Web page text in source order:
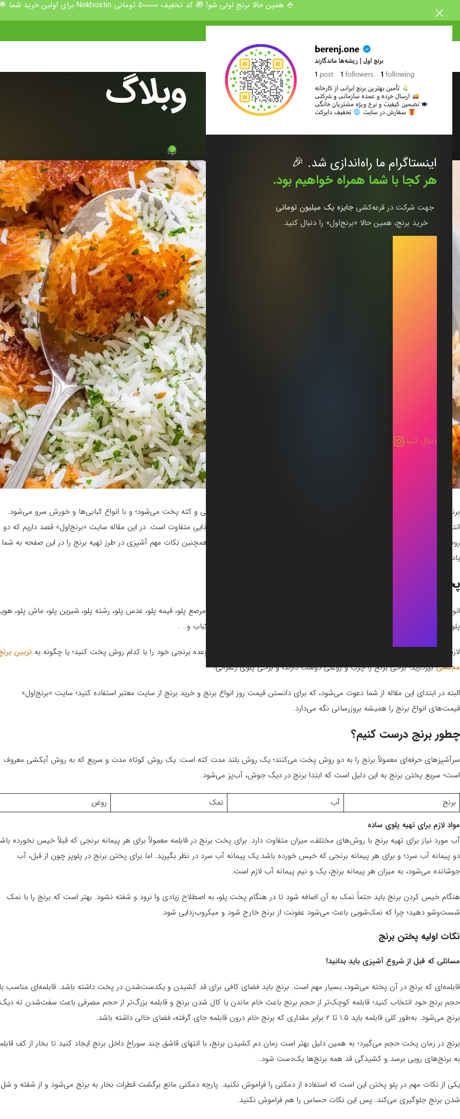
اینستاگرام ما راه‌اندازی شد. 🎉
هر کجا با شما همراه خواهیم بود.
جهت شرکت در قرعه‌کشیجایزه یک میلیون تومانی
خرید برنج، همین حالا «برنج‌اول» را دنبال کنید.
دنبال کنید
🍚 همین حالا برنج اولی شو! 🎁 کد تخفیف 500000 تومانی Nokhostin برای اولین خرید شما 🌟
وبلاگ
طرز تهیه برنج کته و آبکشی
1
برنج از غذاهای همیشه حاضر سفره‌های ایرانیان است؛ که به روش‌های مرسوم آبکشی و کته پخت می‌شود؛ و با انواع کبابی‌ها و خورش سرو می‌شود.
انتخاب طرز تهیه برنج در میان آشپزهای ایرانی، با توجه به مواد غذایی و نوع رژیم غذایی متفاوت است. در این مقاله سایت «برنج‌اول» قصد داریم که دو
روش اصلی پخت برنج یعنی، پخت برنج کته و پخت برنج آبکش را آموزش دهیم. همچنین نکات مهم آشپزی در طرز تهیه برنج را در این صفحه به شما
یادآوری می‌نماییم.
پخت برنج
انواع پلوهای ایرانی عبارتند از: پلوی ساده، سبزی پلو، زرشک پلو، کدو پلو، باقالا پلو، مرصع پلو، قیمه پلو، عدس پلو، رشته پلو، شیرین پلو، ماش پلو،
پلو، پلو ماهی، پلوی ته‌چین، پلوی استانبولی، کشمش پلو، آلبالو پلو، میگو پلو، چلوکباب و… .
لازم است عنوان کنیم که بعد از خواندن این مقاله، شما می‌توانید تصمیم بگیرید که وعده برنجی خود را با کدام روش پخت کنید؛ یا چگونه به تزیین
مجلسیبپردازید؛ برخی برنج را چرب و روغنی دوست دارند، و برخی پلوی زعفرانی!
البته در ابتدای این مقاله از شما دعوت می‌شود، که برای دانستن قیمت روز انواع برنج و خرید برنج از سایت معتبر استفاده کنید؛ سایت «برنج‌اول»
قیمت‌های انواع برنج را همیشه بروزرسانی نگه می‌دارد.
چطور برنج درست کنیم؟
سرآشپزهای حرفه‌ای معمولاً برنج را به دو روش پخت می‌کنند؛ یک روش بلند مدت کته است. یک روش کوتاه مدت و سریع که به روش آبکشی معروف
است؛ سریع پختن برنج به این دلیل است که ابتدا برنج در دیگ جوش، آب‌پز می‌شود.
برنج آب نمک
روغن
مواد لازم برای تهیه پلوی ساده
آب مورد نیاز برای تهیه برنج با روش‌های مختلف، میزان متفاوت دارد. برای پخت برنج در قابلمه معمولاً برای هر پیمانه برنجی که قبلاً خیس نخورده
دو پیمانه آب سرد؛ و برای هر پیمانه برنجی که خیس خورده باشد یک پیمانه آب سرد در نظر بگیرید. اما برای پختن برنج در پلوپز چون از قبل، آب
جوشانده می‌شود، به میزان هر پیمانه برنج، یک و نیم پیمانه آب لازم است.
هنگام خیس کردن برنج باید حتماً نمک به آن اضافه شود تا در هنگام پخت پلو، به اصطلاح زیادی وا نرود و شفته نشود. بهتر است که برنج را با نمک
شست‌وشو دهید؛ چرا که نمک‌شویی باعث می‌شود عفونت از برنج خارج شود و میکروب‌زدایی شود.
نکات اولیه پختن برنج
مسائلی که قبل از شروع آشپزی باید بدانید!
قابلمه‌ای که برنج در آن پخته می‌شود، بسیار مهم است. برنج باید فضای کافی برای قد کشیدن و یکدست‌شدن در پخت داشته باشد. قابلمه‌ای مناسب
حجم برنج خود انتخاب کنید؛ قابلمه کوچک‌تر از حجم برنج باعث خام ماندن یا کال شدن برنج و قابلمه بزرگ‌تر از حجم مصرفی باعث سفت‌شدن ته دیگ
برنج می‌شود. به‌طور کلی قابلمه باید ۱.۵ تا ۲ برابر مقداری که برنج خام درون قابلمه جای گرفته، فضای خالی داشته باشد.
برنج در زمان پخت حجم می‌گیرد؛ به همین دلیل بهتر است زمان دم کشیدن برنج، با انتهای قاشق چند سوراخ داخل برنج ایجاد کنید تا بخار از کف
به برنج‌های رویی برسد و کشیدگی قد همه برنج‌ها یک‌دست شود.
یکی از نکات مهم در پلو پختن این است که استفاده از دمکنی را فراموش نکنید. پارچه دمکنی مانع برگشت قطرات بخار به برنج می‌شود و از شفته و شل
شدن برنج جلوگیری می‌کند. پس این نکات حساس را هم فراموش نکنید.